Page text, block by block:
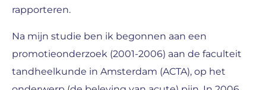
rapporteren.
Na mijn studie ben ik begonnen aan een
promotieonderzoek (2001-2006) aan de faculteit
tandheelkunde in Amsterdam (ACTA), op het